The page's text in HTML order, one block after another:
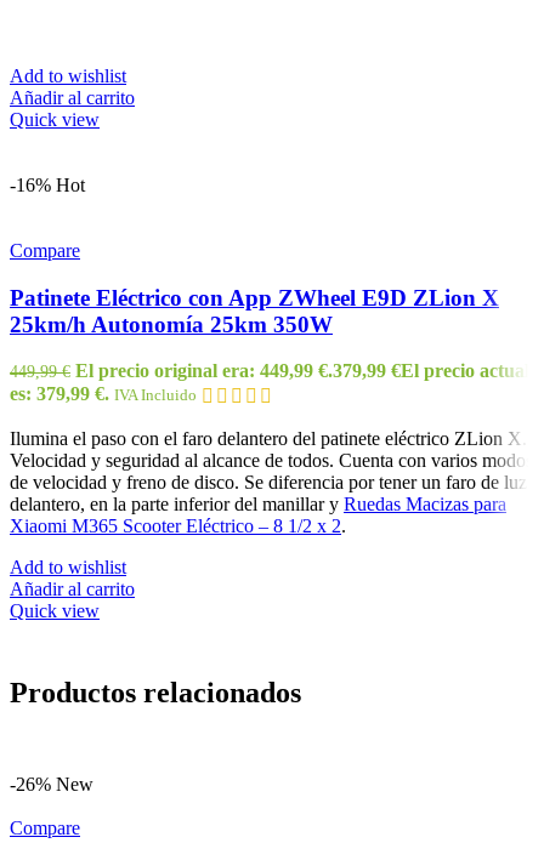
Add to wishlist
Añadir al carrito
Quick view
-16% Hot
Compare
Patinete Eléctrico con App ZWheel E9D ZLion X
25km/h Autonomía 25km 350W
449,99€ El precio original era: 449,99 €.379,99 €El precio actual
es: 379,99 €. IVA Incluido
Ilumina el paso con el faro delantero del patinete eléctrico ZLion X.
Velocidad y seguridad al alcance de todos. Cuenta con varios modos
de velocidad y freno de disco. Se diferencia por tener un faro de luz
delantero, en la parte inferior del manillar y Ruedas Macizas para
Xiaomi M365 Scooter Eléctrico – 8 1/2 x 2.
Add to wishlist
Añadir al carrito
Quick view
Productos relacionados
-26% New
Compare